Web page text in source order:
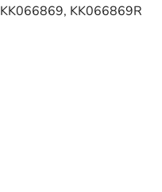
KK066869, KK066869R